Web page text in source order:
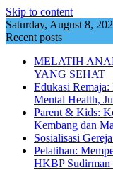
Skip to content
Saturday, August 8,
Recent posts
MELATIH
YANG SEHAT
Edukasi
Mental Health,
Parent & Kids:
Kembang dan
Sosialisasi
Pelatihan:
HKBP Sudirman